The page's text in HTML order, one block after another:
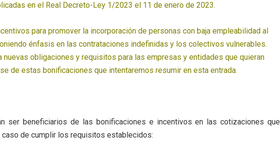
en el Real Decreto-Ley 1/2023 el 11 de enero de 2023.
para promover la incorporación de personas con baja empleabilidad al
énfasis en las contrataciones indefinidas y los colectivos vulnerables.
nuevas obligaciones y requisitos para las empresas y entidades que quieran
de estas bonificaciones que intentaremos resumir en esta entrada.
ser beneficiarios de las bonificaciones e incentivos en las cotizaciones que
caso de cumplir los requisitos establecidos: